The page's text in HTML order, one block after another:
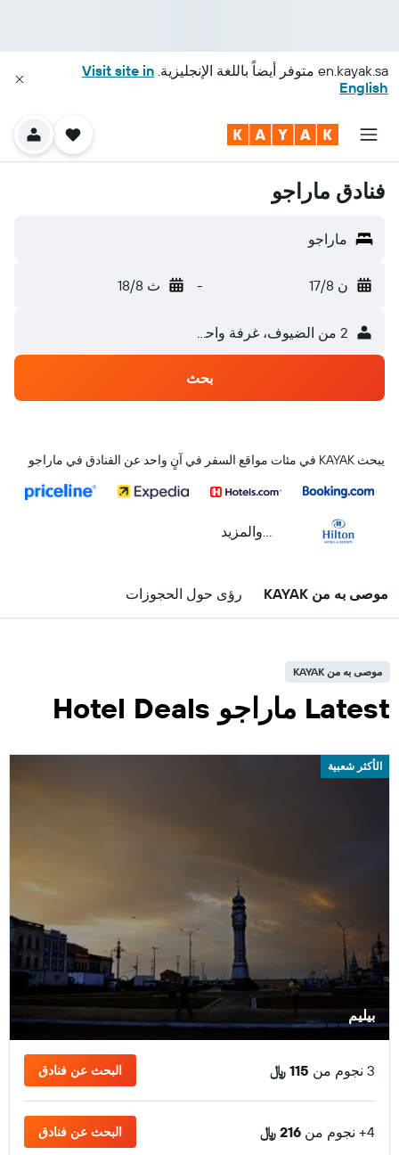
en.kayak.sa متوفر أيضاً باللغة الإنجليزية. Visit site in
English
فنادق ماراجو
ماراجو
ن 17/8 - ث 18/8
2 من الضيوف، غرفة واحدة
بحث
يبحث KAYAK في مئات مواقع السفر في آنٍ واحد عن الفنادق في ماراجو
...والمزيد
موصى به من KAYAK رؤى حول الحجوزات
موصى به من KAYAK
Latest ماراجو Hotel Deals
الأكثر شعبية
بيليم
3 نجوم من 115 ﷼ البحث عن فنادق
4+ نجوم من 216 ﷼ البحث عن فنادق